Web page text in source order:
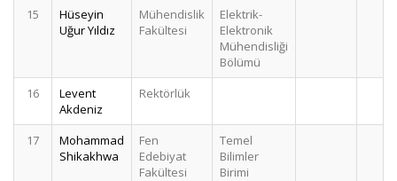
15
Hüseyin
Uğur Yıldız
Mühendislik
Fakültesi
Elektrik-
Elektronik
Mühendisliği
Bölümü
16
Levent
Akdeniz
Rektörlük
17
Mohammad
Shikakhwa
Fen
Edebiyat
Fakültesi
Temel
Bilimler
Birimi